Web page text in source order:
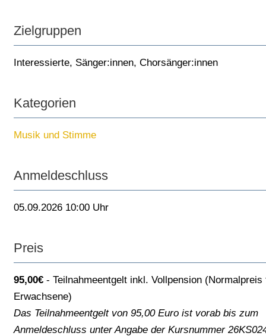
Zielgruppen
Interessierte, Sänger:innen, Chorsänger:innen
Kategorien
Musik und Stimme
Anmeldeschluss
05.09.2026 10:00 Uhr
Preis
95,00€
Teilnahmeentgelt inkl. Vollpension (Normalpreis
Erwachsene)
Das Teilnahmeentgelt von 95,00 Euro ist vorab bis zum
Anmeldeschluss unter Angabe der Kursnummer